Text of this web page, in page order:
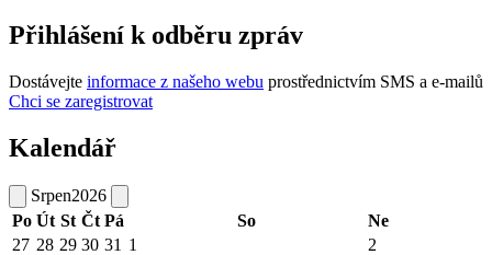
Přihlášení k odběru zpráv
Dostávejte informace z našeho webu prostřednictvím SMS a e-mailů
Chci se zaregistrovat
Kalendář
Srpen2026
Po Út St Čt Pá So
Ne
27 28 29 30 31 1 2